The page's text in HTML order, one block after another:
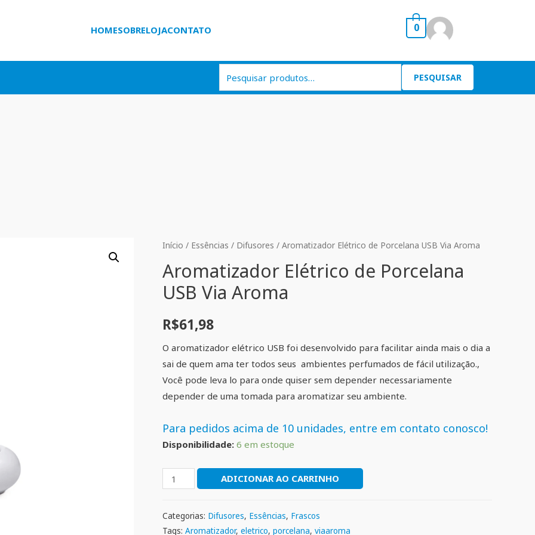
HOMESOBRELOJACONTATO 0
PESQUISAR
Início / Essências / Difusores / Aromatizador Elétrico de Porcelana USB Via Aroma
Aromatizador Elétrico de Porcelana
USB Via Aroma
R$61,98
O aromatizador elétrico USB foi desenvolvido para facilitar ainda mais o dia a
sai de quem ama ter todos seus ambientes perfumados de fácil utilização.,
Você pode leva lo para onde quiser sem depender necessariamente
depender de uma tomada para aromatizar seu ambiente.
Para pedidos acima de 10 unidades, entre em contato conosco!
Disponibilidade: 6 em estoque
ADICIONAR AO CARRINHO
Categorias: Difusores, Essências, Frascos
Tags: Aromatizador, eletrico, porcelana, viaaroma